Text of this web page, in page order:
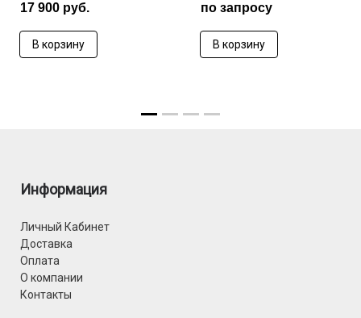
17 900 руб.
В корзину
по запросу
В корзину
Информация
Личный Кабинет
Доставка
Оплата
О компании
Контакты